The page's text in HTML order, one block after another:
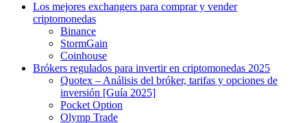
Los mejores exchangers para comprar y vender
criptomonedas
Binance
StormGain
Coinhouse
Brókers regulados para invertir en criptomonedas 2025
Quotex – Análisis del bróker, tarifas y opciones de
inversión [Guía 2025]
Pocket Option
Olymp Trade